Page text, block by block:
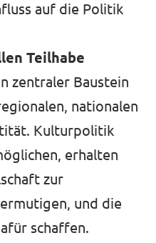
auf die Politik
Teilhabe
zentraler Baustein
nationalen
Kulturpolitik
erhalten
zur
und die
schaffen.